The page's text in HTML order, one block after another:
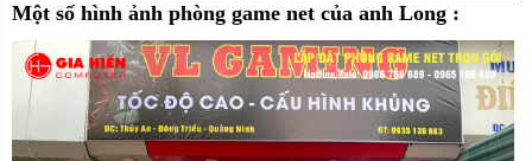
Một số hình ảnh phòng game net của anh Long :